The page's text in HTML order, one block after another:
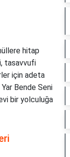
hitap
tasavvufi
için adeta
Bende Seni
bir yolculuğa